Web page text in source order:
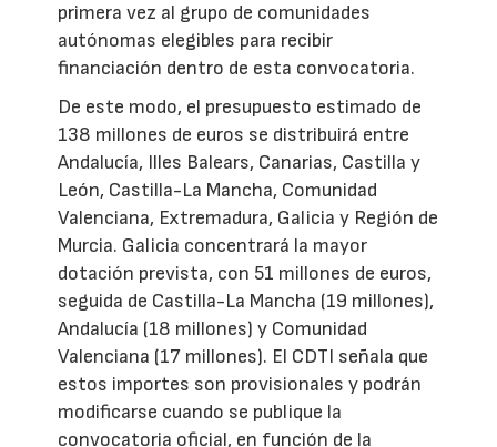
primera vez al grupo de comunidades
autónomas elegibles para recibir
financiación dentro de esta convocatoria.
De este modo, el presupuesto estimado de
138 millones de euros se distribuirá entre
Andalucía, Illes Balears, Canarias, Castilla y
León, Castilla-La Mancha, Comunidad
Valenciana, Extremadura, Galicia y Región de
Murcia. Galicia concentrará la mayor
dotación prevista, con 51 millones de euros,
seguida de Castilla-La Mancha (19 millones),
Andalucía (18 millones) y Comunidad
Valenciana (17 millones). El CDTI señala que
estos importes son provisionales y podrán
modificarse cuando se publique la
convocatoria oficial, en función de la